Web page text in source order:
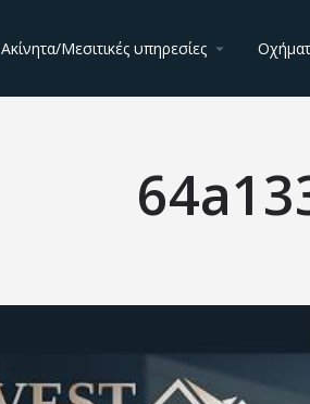
Ακίνητα/Μεσιτικές υπηρεσίες